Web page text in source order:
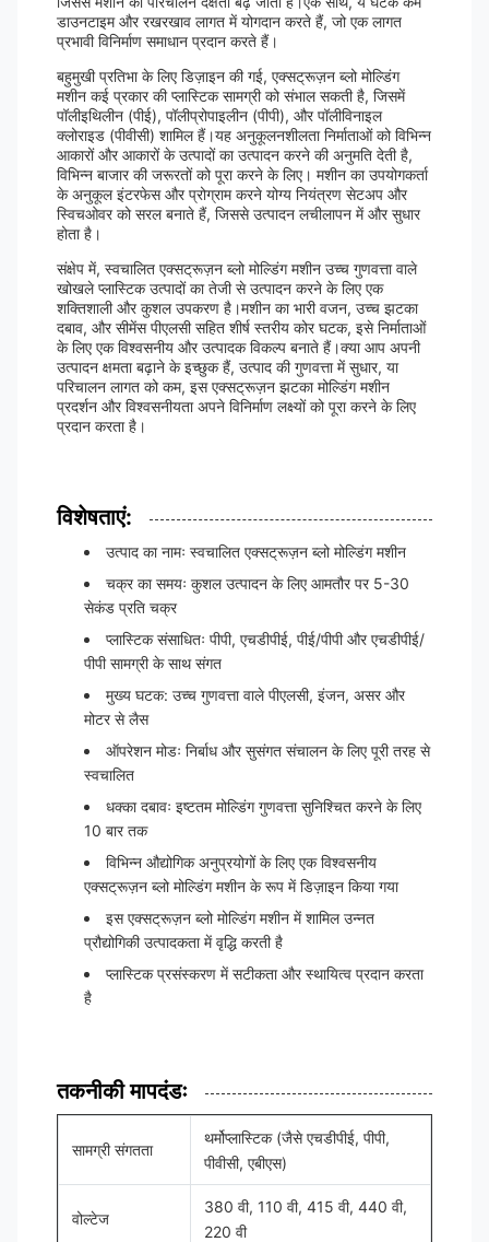
डाउनटाइम और रखरखाव लागत में योगदान करते हैं, जो एक लागत
प्रभावी विनिर्माण समाधान प्रदान करते हैं।
बहुमुखी प्रतिभा के लिए डिज़ाइन की गई, एक्सट्रूज़न ब्लो मोल्डिंग
मशीन कई प्रकार की प्लास्टिक सामग्री को संभाल सकती है, जिसमें
पॉलीइथिलीन (पीई), पॉलीप्रोपाइलीन (पीपी), और पॉलीविनाइल
क्लोराइड (पीवीसी) शामिल हैं।यह अनुकूलनशीलता निर्माताओं को विभिन्न
आकारों और आकारों के उत्पादों का उत्पादन करने की अनुमति देती है,
विभिन्न बाजार की जरूरतों को पूरा करने के लिए। मशीन का उपयोगकर्ता
के अनुकूल इंटरफेस और प्रोग्राम करने योग्य नियंत्रण सेटअप और
स्विचओवर को सरल बनाते हैं, जिससे उत्पादन लचीलापन में और सुधार
होता है।
संक्षेप में, स्वचालित एक्सट्रूज़न ब्लो मोल्डिंग मशीन उच्च गुणवत्ता वाले
खोखले प्लास्टिक उत्पादों का तेजी से उत्पादन करने के लिए एक
शक्तिशाली और कुशल उपकरण है।मशीन का भारी वजन, उच्च झटका
दबाव, और सीमेंस पीएलसी सहित शीर्ष स्तरीय कोर घटक, इसे निर्माताओं
के लिए एक विश्वसनीय और उत्पादक विकल्प बनाते हैं।क्या आप अपनी
उत्पादन क्षमता बढ़ाने के इच्छुक हैं, उत्पाद की गुणवत्ता में सुधार, या
परिचालन लागत को कम, इस एक्सट्रूज़न झटका मोल्डिंग मशीन
प्रदर्शन और विश्वसनीयता अपने विनिर्माण लक्ष्यों को पूरा करने के लिए
प्रदान करता है।
विशेषताएं:
उत्पाद का नामः स्वचालित एक्सट्रूज़न ब्लो मोल्डिंग मशीन
चक्र का समयः कुशल उत्पादन के लिए आमतौर पर 5-30
सेकंड प्रति चक्र
प्लास्टिक संसाधितः पीपी, एचडीपीई, पीई/पीपी और एचडीपीई/
पीपी सामग्री के साथ संगत
मुख्य घटक: उच्च गुणवत्ता वाले पीएलसी, इंजन, असर और
मोटर से लैस
ऑपरेशन मोडः निर्बाध और सुसंगत संचालन के लिए पूरी तरह से
स्वचालित
धक्का दबावः इष्टतम मोल्डिंग गुणवत्ता सुनिश्चित करने के लिए
10 बार तक
विभिन्न औद्योगिक अनुप्रयोगों के लिए एक विश्वसनीय
एक्सट्रूज़न ब्लो मोल्डिंग मशीन के रूप में डिज़ाइन किया गया
इस एक्सट्रूज़न ब्लो मोल्डिंग मशीन में शामिल उन्नत
प्रौद्योगिकी उत्पादकता में वृद्धि करती है
प्लास्टिक प्रसंस्करण में सटीकता और स्थायित्व प्रदान करता
है
तकनीकी मापदंडः
सामग्री संगतता
थर्मोप्लास्टिक (जैसे एचडीपीई, पीपी,
पीवीसी, एबीएस)
वोल्टेज
380 वी, 110 वी, 415 वी, 440 वी,
220 वी